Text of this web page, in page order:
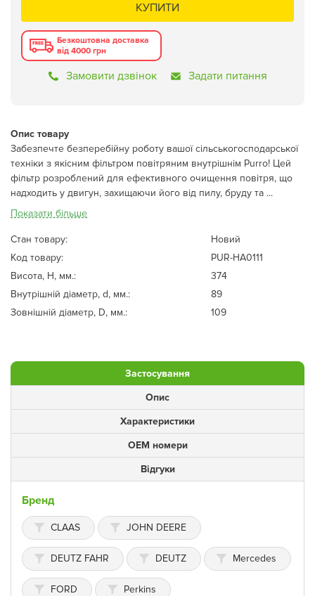
КУПИТИ
Безкоштовна доставка
від 4000 грн
Замовити дзвінок Задати питання
Опис товару
Забезпечте безперебійну роботу вашої сільськогосподарської
техніки з якісним фільтром повітряним внутрішнім Purro! Цей
фільтр розроблений для ефективного очищення повітря, що
надходить у двигун, захищаючи його від пилу, бруду та ...
Показати більше
Стан товару:
Новий
Код товару:
PUR-HA0111
Висота, Н, мм.:
374
Внутрішній діаметр, d, мм.:
89
Зовнішній діаметр, D, мм.:
109
Застосування
Опис
Характеристики
ОЕМ номери
Відгуки
Бренд
CLAAS JOHN DEERE
DEUTZ FAHR DEUTZ Mercedes
FORD Perkins